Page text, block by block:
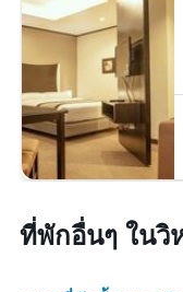
ที่พักอื่นๆ ในวิ